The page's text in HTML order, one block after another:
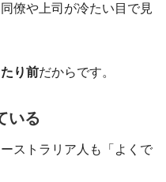
僚や上司が冷たい目で見
り前だからです。
いる
ストラリア人も「よくで